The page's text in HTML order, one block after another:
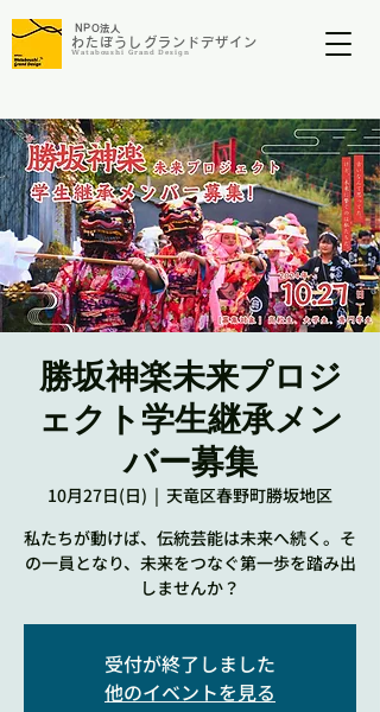
NPO法人
わたぼうしグランドデザイン​​​
​Wataboushi Grand Design
勝坂神楽未来プロジ
ェクト学生継承メン
バー募集
10月27日(日)
  |
天竜区春野町勝坂地区
私たちが動けば、伝統芸能は未来へ続く。そ
の一員となり、未来をつなぐ第一歩を踏み出
しませんか？
受付が終了しました
他のイベントを見る